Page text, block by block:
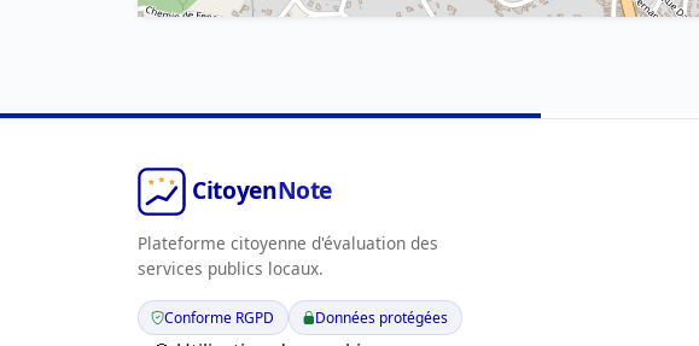
Plateforme citoyenne d'évaluation des
services publics locaux.
Conforme RGPD Données protégées